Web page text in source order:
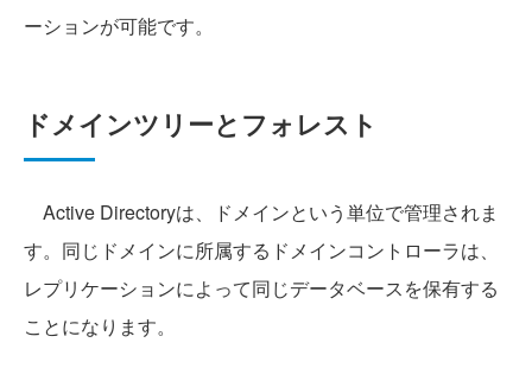
ーションが可能です。
ドメインツリーとフォレスト
Active Directoryは、ドメインという単位で管理されま
す。同じドメインに所属するドメインコントローラは、
レプリケーションによって同じデータベースを保有する
ことになります。